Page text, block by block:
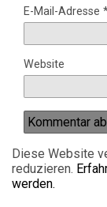
E-Mail-Adresse
Website
Diese Website
reduzieren.
werden.